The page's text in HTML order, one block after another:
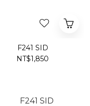
F241 SID
NT$1,850